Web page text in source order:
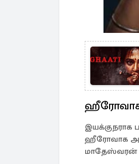
ஹீரோவாக
மாதேஸ்வரன்